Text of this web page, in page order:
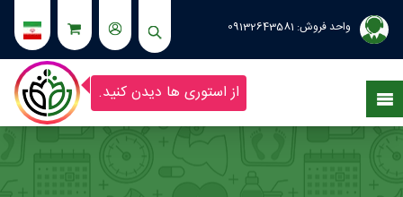
واحد فروش: 09132643581
از استوری ها دیدن کنید.